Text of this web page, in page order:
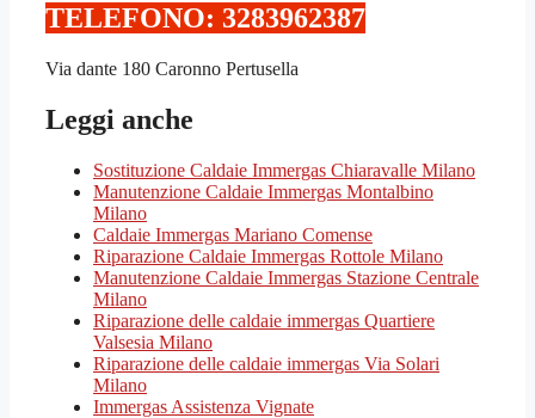
TELEFONO: 3283962387‬
Via dante 180 Caronno Pertusella
Leggi anche
Sostituzione Caldaie Immergas Chiaravalle Milano
Manutenzione Caldaie Immergas Montalbino
Milano
Caldaie Immergas Mariano Comense
Riparazione Caldaie Immergas Rottole Milano
Manutenzione Caldaie Immergas Stazione Centrale
Milano
Riparazione delle caldaie immergas Quartiere
Valsesia Milano
Riparazione delle caldaie immergas Via Solari
Milano
Immergas Assistenza Vignate